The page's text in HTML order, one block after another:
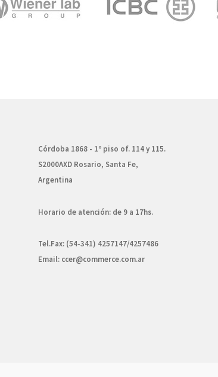
Córdoba 1868 - 1º piso of. 114 y 115.
S2000AXD Rosario, Santa Fe,
Argentina
Horario de atención: de 9 a 17hs.
Tel.Fax: (54-341) 4257147/4257486
Email: ccer@commerce.com.ar